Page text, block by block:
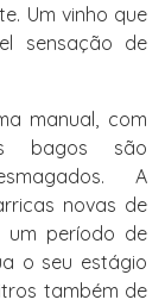
Um vinho que
sensação de
manual, com
bagos são
A
novas de
um período de
o seu estágio
também de